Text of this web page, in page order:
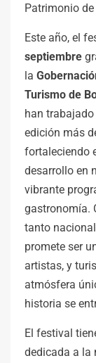
Patrimonio
Este año, el
septiembre
la
Turismo de
han
edición más
fortaleciendo
desarrollo en
vibrante
gastronomía.
tanto
promete ser
artistas, y
atmósfera
historia se
El festival
dedicada a la